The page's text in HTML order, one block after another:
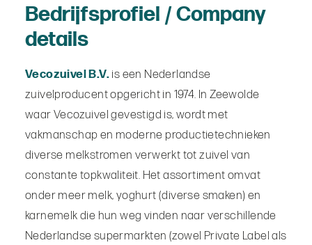
Bedrijfsprofiel / Company
details
Vecozuivel B.V. is een Nederlandse
zuivelproducent opgericht in 1974. In Zeewolde
waar Vecozuivel gevestigd is, wordt met
vakmanschap en moderne productietechnieken
diverse melkstromen verwerkt tot zuivel van
constante topkwaliteit. Het assortiment omvat
onder meer melk, yoghurt (diverse smaken) en
karnemelk die hun weg vinden naar verschillende
Nederlandse supermarkten (zowel Private Label als